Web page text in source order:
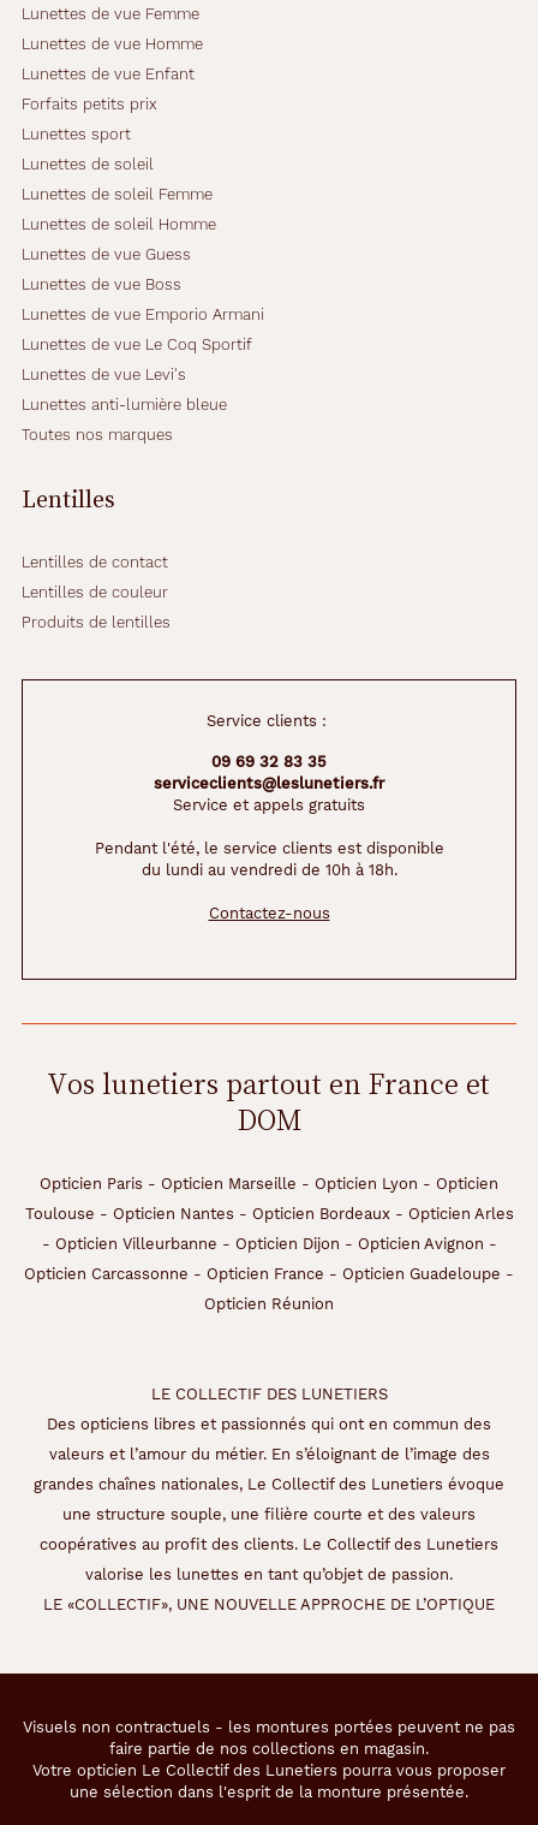
Lunettes de vue Femme
Lunettes de vue Homme
Lunettes de vue Enfant
Forfaits petits prix
Lunettes sport
Lunettes de soleil
Lunettes de soleil Femme
Lunettes de soleil Homme
Lunettes de vue Guess
Lunettes de vue Boss
Lunettes de vue Emporio Armani
Lunettes de vue Le Coq Sportif
Lunettes de vue Levi's
Lunettes anti-lumière bleue
Toutes nos marques
Lentilles
Lentilles de contact
Lentilles de couleur
Produits de lentilles
Service clients :
09 69 32 83 35
serviceclients@leslunetiers.fr
Service et appels gratuits
Pendant l'été, le service clients est disponible
du lundi au vendredi de 10h à 18h.
Contactez-nous
Vos lunetiers partout en France et
DOM
Opticien Paris - Opticien Marseille - Opticien Lyon - Opticien
Toulouse - Opticien Nantes - Opticien Bordeaux- Opticien Arles
- Opticien Villeurbanne - Opticien Dijon - Opticien Avignon -
Opticien Carcassonne - Opticien France - Opticien Guadeloupe -
Opticien Réunion
LE COLLECTIF DES LUNETIERS
Des opticiens libres et passionnés qui ont en commun des
valeurs et l’amour du métier. En s’éloignant de l’image des
grandes chaînes nationales, Le Collectif des Lunetiers évoque
une structure souple, une filière courte et des valeurs
coopératives au profit des clients. Le Collectif des Lunetiers
valorise les lunettes en tant qu’objet de passion.
LE «COLLECTIF», UNE NOUVELLE APPROCHE DE L’OPTIQUE
Visuels non contractuels - les montures portées peuvent ne pas
faire partie de nos collections en magasin.
Votre opticien Le Collectif des Lunetiers pourra vous proposer
une sélection dans l'esprit de la monture présentée.